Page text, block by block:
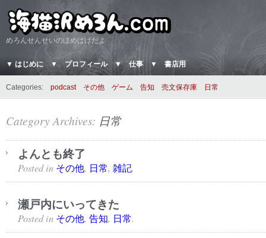
めろんせんせいのほめぱげだよ
▼ はじめに ▼ プロフィール ▼ 仕事 ▼ 書店用
Categories: podcast その他 ゲーム 告知 売文保存庫 日常
Category Archives: 日常
よんとも終了
Posted in その他, 日常, 雑記.
瀬戸内にいってきた
Posted in その他, 告知, 日常.